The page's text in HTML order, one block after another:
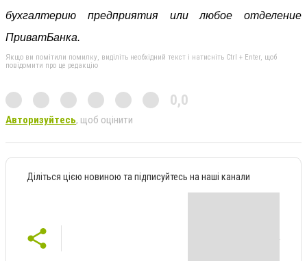
бухгалтерию предприятия или любое отделение
ПриватБанка.
Якщо ви помітили помилку, виділіть необхідний текст і натисніть Ctrl + Enter, щоб
повідомити про це редакцію
0,0
Авторизуйтесь, щоб оцінити
Діліться цією новиною та підписуйтесь на наші канали